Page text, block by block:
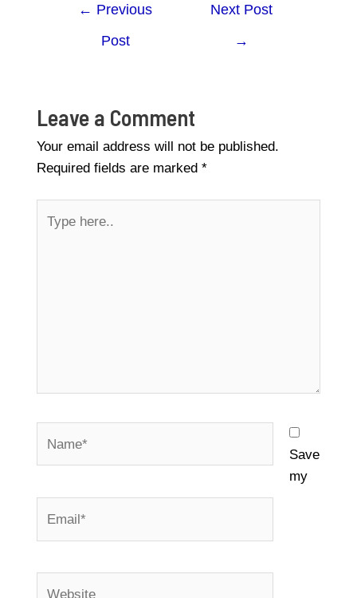
← Previous
Post
Next Post
→
Leave a Comment
Your email address will not be published.
Required fields are marked *
here..
Save
my